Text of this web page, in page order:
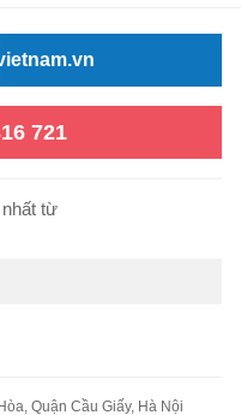
721
từ
Quận Cầu Giấy, Hà Nội